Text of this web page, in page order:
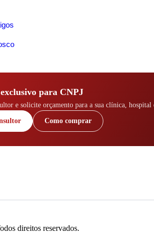
para CNPJ
e solicite orçamento para a sua clínica, hospital
Como comprar
direitos reservados.